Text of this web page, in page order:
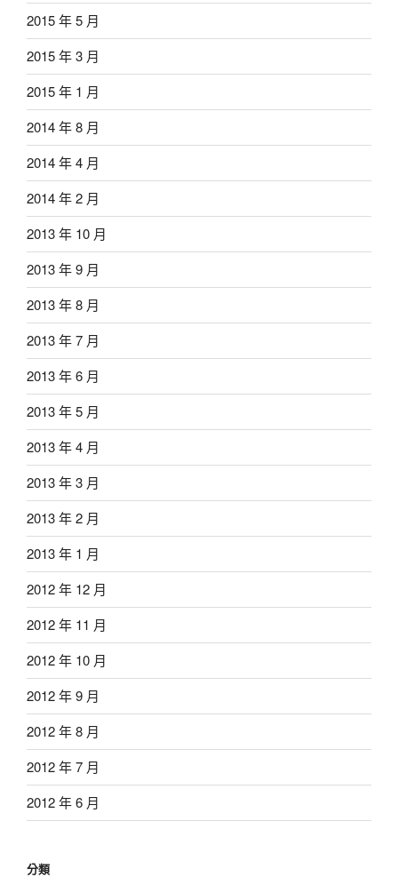
2015 年 5 月
2015 年 3 月
2015 年 1 月
2014 年 8 月
2014 年 4 月
2014 年 2 月
2013 年 10 月
2013 年 9 月
2013 年 8 月
2013 年 7 月
2013 年 6 月
2013 年 5 月
2013 年 4 月
2013 年 3 月
2013 年 2 月
2013 年 1 月
2012 年 12 月
2012 年 11 月
2012 年 10 月
2012 年 9 月
2012 年 8 月
2012 年 7 月
2012 年 6 月
分類